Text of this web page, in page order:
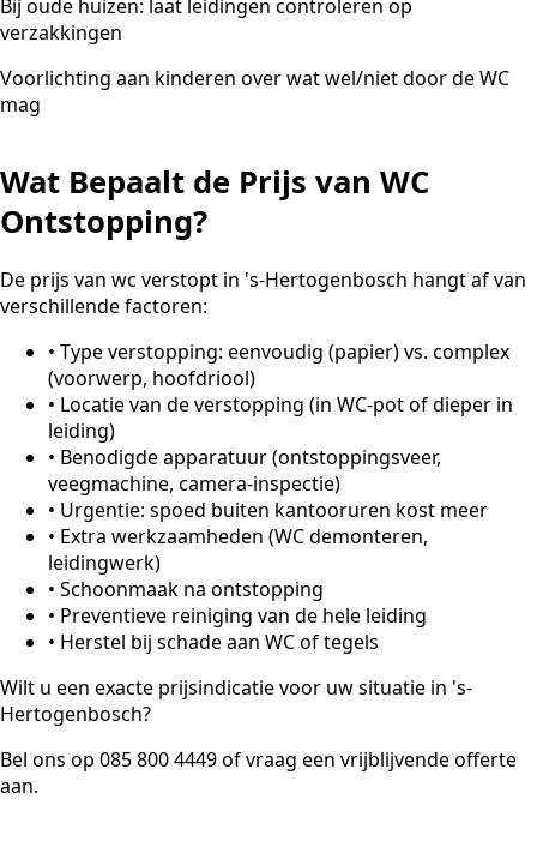
Bij oude huizen: laat leidingen controleren op
verzakkingen
Voorlichting aan kinderen over wat wel/niet door de WC
mag
Wat Bepaalt de Prijs van WC
Ontstopping?
De prijs van wc verstopt in 's-Hertogenbosch hangt af van
verschillende factoren:
• Type verstopping: eenvoudig (papier) vs. complex
(voorwerp, hoofdriool)
• Locatie van de verstopping (in WC-pot of dieper in
leiding)
• Benodigde apparatuur (ontstoppingsveer,
veegmachine, camera-inspectie)
• Urgentie: spoed buiten kantooruren kost meer
• Extra werkzaamheden (WC demonteren,
leidingwerk)
• Schoonmaak na ontstopping
• Preventieve reiniging van de hele leiding
• Herstel bij schade aan WC of tegels
Wilt u een exacte prijsindicatie voor uw situatie in 's-
Hertogenbosch?
Bel ons op 085 800 4449 of vraag een vrijblijvende offerte
aan.